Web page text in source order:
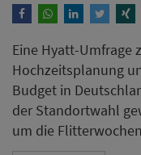
Eine Hyatt-Umfrage
Hochzeitsplanung
Budget in
der Standortwahl
um die